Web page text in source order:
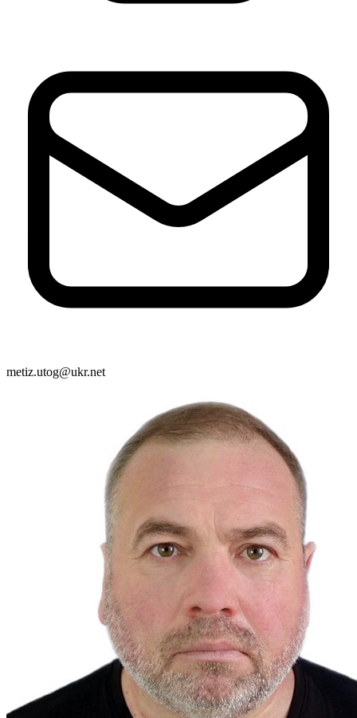
metiz.utog@ukr.net